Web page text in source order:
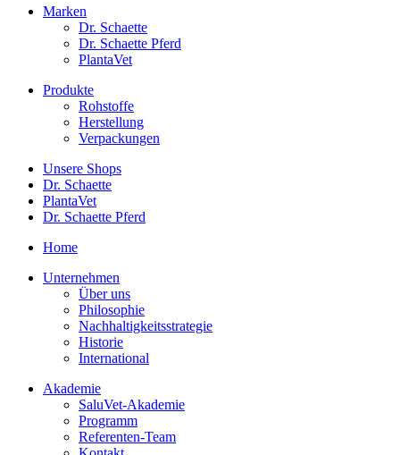
Marken
Dr. Schaette
Dr. Schaette Pferd
PlantaVet
Produkte
Rohstoffe
Herstellung
Verpackungen
Unsere Shops
Dr. Schaette
PlantaVet
Dr. Schaette Pferd
Home
Unternehmen
Über uns
Philosophie
Nachhaltigkeitsstrategie
Historie
International
Akademie
SaluVet-Akademie
Programm
Referenten-Team